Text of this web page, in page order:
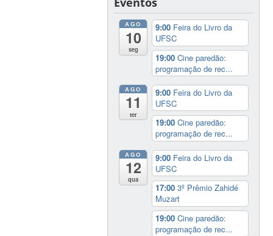
AGO
10
seg
9:00 Feira do Livro da
UFSC
19:00Cine paredão:
programação de rec...
AGO
11
ter
9:00 Feira do Livro da
UFSC
19:00Cine paredão:
programação de rec...
AGO
12
qua
9:00 Feira do Livro da
UFSC
17:003º Prêmio Zahidé
Muzart
19:00Cine paredão:
programação de rec...